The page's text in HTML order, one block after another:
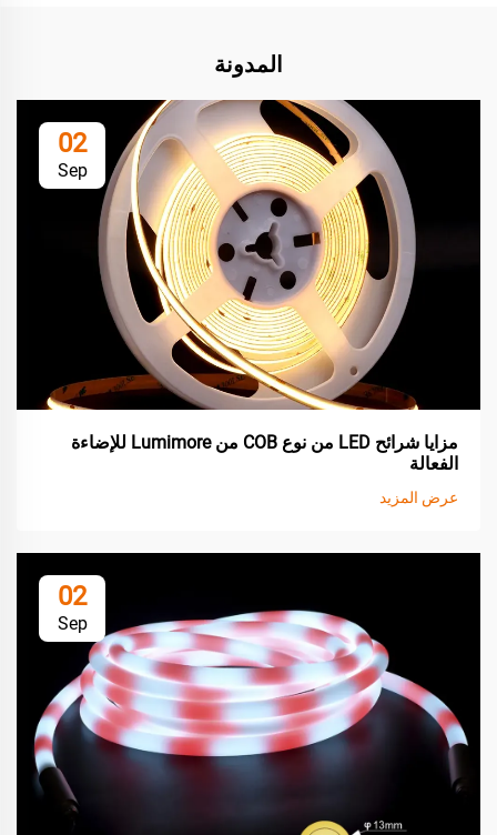
المدونة
02
Sep
مزايا شرائح LED من نوع COB من Lumimore للإضاءة
الفعالة
عرض المزيد
02
Sep